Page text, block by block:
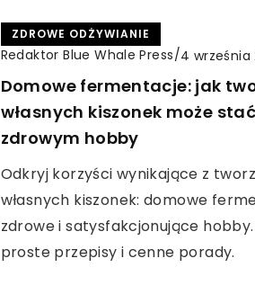
ZDROWE ODŻYWIANIE
Redaktor Blue Whale Press/4 września
Domowe fermentacje: jak
własnych kiszonek może
zdrowym hobby
Odkryj korzyści wynikające z
własnych kiszonek: domowe
zdrowe i satysfakcjonujące
proste przepisy i cenne porady.